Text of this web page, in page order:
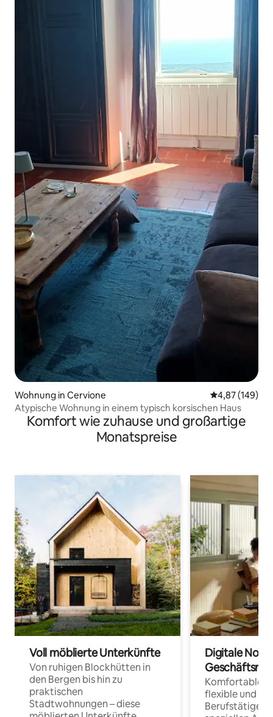
Wohnung in Cervione
4,87 (149)
Atypische Wohnung in einem typisch korsischen Haus
Komfort wie zuhause und großartige
Monatspreise
Voll möblierte Unterkünfte
Von ruhigen Blockhütten in
den Bergen bis hin zu
praktischen
Stadtwohnungen – diese
Digitale
Komfortable
flexible und
Berufstätige